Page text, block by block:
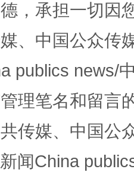
幕 规模
，承担一切因
、中国公众传
publics news/
理笔名和留言
传媒、中国公
闻China